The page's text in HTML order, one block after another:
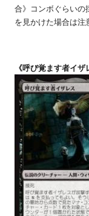
合》コンボぐらいの
を見かけた場合は注
《呼び覚ます者イ